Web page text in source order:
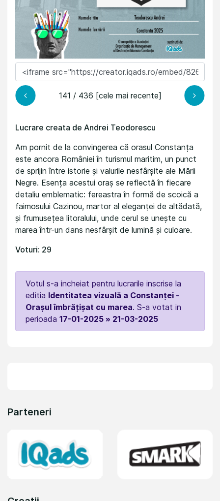
141 / 436 [cele mai recente]
Lucrare creata de Andrei Teodorescu
Am pornit de la convingerea că orasul Constanța
este ancora României în turismul maritim, un punct
de sprijin între istorie și valurile nesfârșite ale Mării
Negre. Esența acestui oraș se reflectă în fiecare
detaliu emblematic: fereastra în formă de scoică a
faimosului Cazinou, martor al eleganței de altădată,
și frumusețea litoralului, unde cerul se unește cu
marea într-un dans nesfârșit de lumină și culoare.
Voturi: 29
Votul s-a incheiat pentru lucrarile inscrise la
editia Identitatea vizuală a Constanței -
Orașul îmbrățișat cu marea. S-a votat in
perioada 17-01-2025 » 21-03-2025
Parteneri